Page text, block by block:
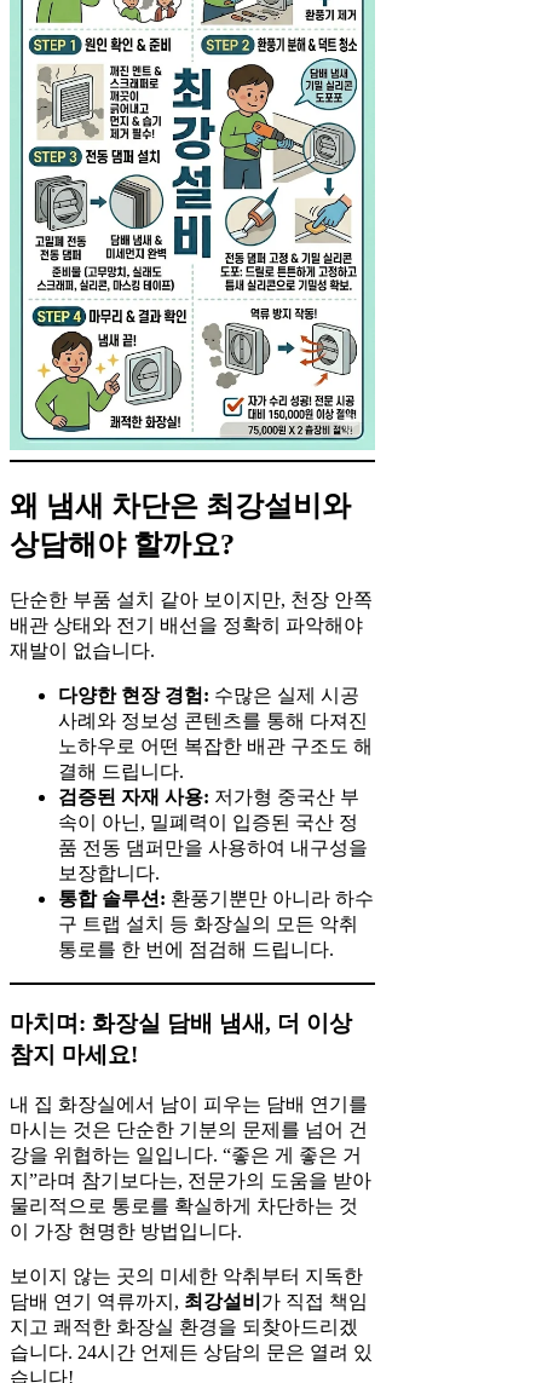
왜 냄새 차단은 최강설비와
상담해야 할까요?
단순한 부품 설치 같아 보이지만, 천장 안쪽
배관 상태와 전기 배선을 정확히 파악해야
재발이 없습니다.
다양한 현장 경험: 수많은 실제 시공
사례와 정보성 콘텐츠를 통해 다져진
노하우로 어떤 복잡한 배관 구조도 해
결해 드립니다.
검증된 자재 사용: 저가형 중국산 부
속이 아닌, 밀폐력이 입증된 국산 정
품 전동 댐퍼만을 사용하여 내구성을
보장합니다.
통합 솔루션: 환풍기뿐만 아니라 하수
구 트랩 설치 등 화장실의 모든 악취
통로를 한 번에 점검해 드립니다.
마치며: 화장실 담배 냄새, 더 이상
참지 마세요!
내 집 화장실에서 남이 피우는 담배 연기를
마시는 것은 단순한 기분의 문제를 넘어 건
강을 위협하는 일입니다. “좋은 게 좋은 거
지”라며 참기보다는, 전문가의 도움을 받아
물리적으로 통로를 확실하게 차단하는 것
이 가장 현명한 방법입니다.
보이지 않는 곳의 미세한 악취부터 지독한
담배 연기 역류까지, 최강설비 가 직접 책임
지고 쾌적한 화장실 환경을 되찾아드리겠
습니다. 24시간 언제든 상담의 문은 열려 있
습니다!